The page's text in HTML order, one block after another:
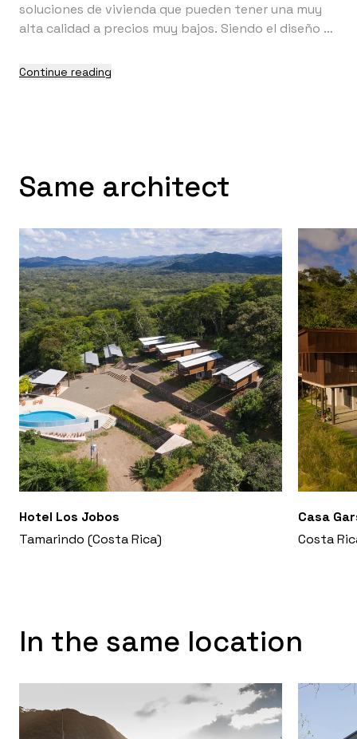
soluciones de vivienda que pueden tener una muy
alta calidad a precios muy bajos. Siendo el diseño el
educación puede aliviar una condición de vivir en
Continue reading
Same architect
Hotel Los Jobos
Tamarindo (Costa Rica)
Casa
Costa
In the same location